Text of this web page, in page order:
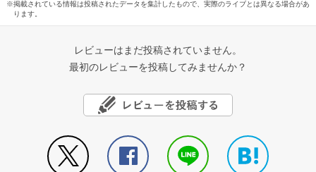
※掲載されている情報は投稿されたデータを集計したもので、実際のライブとは異なる場合があ
ります。
レビューはまだ投稿されていません。
最初のレビューを投稿してみませんか？